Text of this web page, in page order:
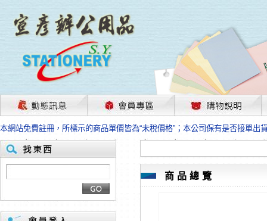
茲因國際情勢變化石油及塑化原物料波動漲幅甚大，部份上游供應商已採取
本網站免費註冊，所標示的商品單價皆為“未稅價格”；本公司保有是否接單出
HP、EPSON、CANON原廠耗材價格浮動，下單前請先跟客服人員確認最新
本網站免費註冊，所標示的商品單價皆為“未稅價格”；本公司保有是否接單出
匯款客戶請注意！因商品繁複來不及發現短缺，遂待客服人員跟您確認訂單
本網站免費註冊，所標示的商品單價皆為“未稅價格”；本公司保有是否接單出
茲因國際情勢變化石油及塑化原物料波動漲幅甚大，部份上游供應商已採取
本網站免費註冊，所標示的商品單價皆為“未稅價格”；本公司保有是否接單出
HP、EPSON、CANON原廠耗材價格浮動，下單前請先跟客服人員確認最新
商品總覽